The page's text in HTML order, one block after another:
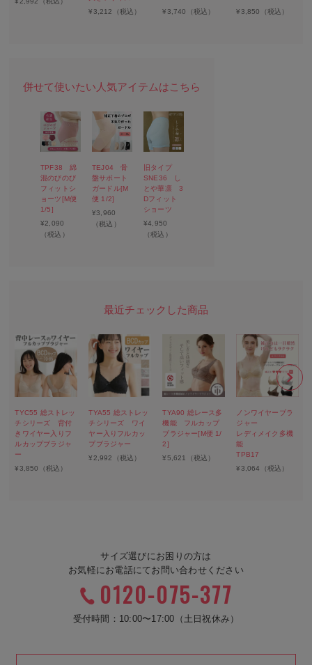
¥3,212 （税込）
¥3,740 （税込）
¥3,850 （税込）
TPF38 綿
混のびのび
フィットシ
ョーツ[M便
1/5]
¥2,090
（税込）
TEJ04 骨
盤サポート
ガードル[M
便 1/2]
¥3,960
（税込）
旧タイプ
SNE36 し
とや華凛 3
Dフィット
ショーツ
¥4,950
（税込）
TYC55 総ストレッ
チシリーズ 背付
きワイヤー入りフ
ルカップブラジャ
ー
¥3,850 （税込）
TYA55 総ストレッ
チシリーズ ワイ
ヤー入りフルカッ
プブラジャー
¥2,992 （税込）
TYA90 総レース多
機能 フルカップ
ブラジャー[M便 1/
2]
¥5,621 （税込）
ノンワイヤーブラ
ジャー
レディメイク多機
能
TPB17
¥3,064 （税込）
サイズ選びにお困りの方は
お気軽にお電話にてお問い合わせください
0120-075-377
受付時間：10:00〜17:00（土日祝休み）